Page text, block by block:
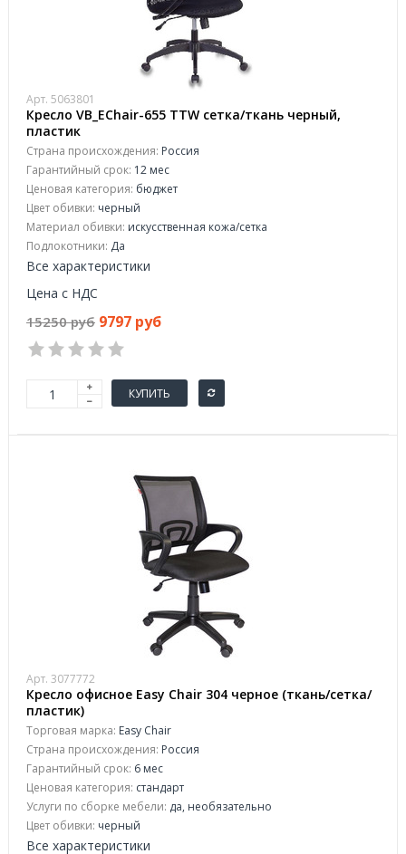
Арт. 5063801
Кресло VB_EChair-655 TTW сетка/ткань черный,
пластик
Страна происхождения: Россия
Гарантийный срок: 12 мес
Ценовая категория: бюджет
Цвет обивки: черный
Материал обивки: искусственная кожа/сетка
Подлокотники: Да
Все характеристики
Цена с НДС
15250 руб 9797 руб
КУПИТЬ
Арт. 3077772
Кресло офисное Easy Chair 304 черное (ткань/сетка/
пластик)
Торговая марка: Easy Chair
Страна происхождения: Россия
Гарантийный срок: 6 мес
Ценовая категория: стандарт
Услуги по сборке мебели: да, необязательно
Цвет обивки: черный
Все характеристики